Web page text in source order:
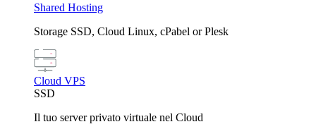
Shared Hosting
Storage SSD, Cloud Linux, cPabel or Plesk
Cloud VPS
SSD
Il tuo server privato virtuale nel Cloud